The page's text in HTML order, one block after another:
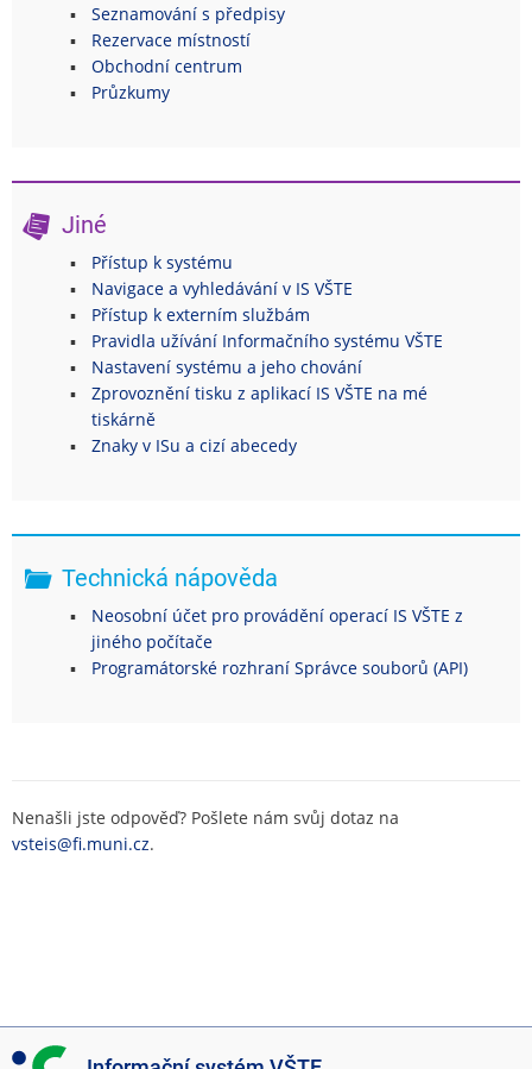
Seznamování s předpisy
Rezervace místností
Obchodní centrum
Průzkumy
Jiné
Přístup k systému
Navigace a vyhledávání v IS VŠTE
Přístup k externím službám
Pravidla užívání Informačního systému VŠTE
Nastavení systému a jeho chování
Zprovoznění tisku z aplikací IS VŠTE na mé
tiskárně
Znaky v ISu a cizí abecedy
Technická nápověda
Neosobní účet pro provádění operací IS VŠTE z
jiného počítače
Programátorské rozhraní Správce souborů (API)
Nenašli jste odpověď? Pošlete nám svůj dotaz na
vsteis@fi.muni.cz.
I